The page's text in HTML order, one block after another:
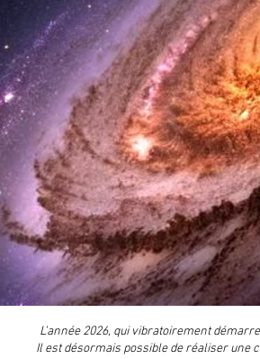
L’année 2026, qui vibratoirement
Il est désormais possible de réaliser une